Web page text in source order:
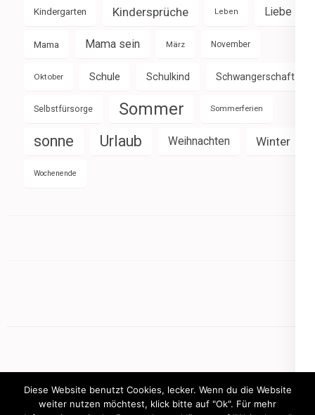
Kindergarten Kindersprüche Leben Liebe
Mama Mama sein März November
Oktober Schule Schulkind Schwangerschaft
Selbstfürsorge Sommer Sommerferien
sonne Urlaub Weihnachten Winter
Wochenende
Diese Website benutzt Cookies, lecker. Wenn du die Website
weiter nutzen möchtest, klick bitte auf "Ok". Für mehr